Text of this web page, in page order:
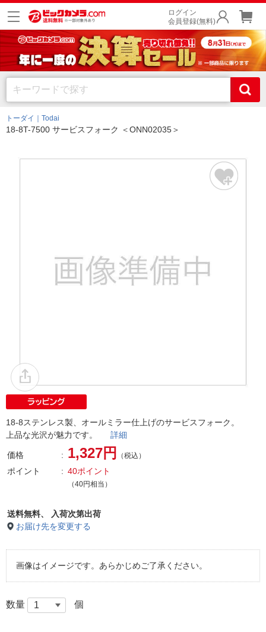
ログイン
会員登録(無料)
トーダイ｜Todai
18-8T-7500 サービスフォーク ＜ONN02035＞
18-8ステンレス製、オールミラー仕上げのサービスフォーク。
上品な光沢が魅力です。 詳細
価格 1,327円 （税込）
ポイント 40ポイント
（40円相当）
送料無料、
入荷次第出荷
お届け先を変更する
画像はイメージです。あらかじめご了承ください。
数量 個